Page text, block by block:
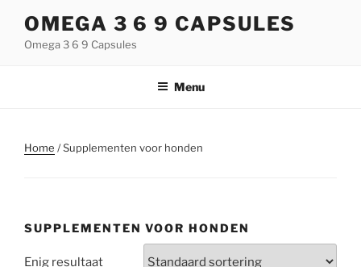
inhoud
OMEGA 3 6 9 CAPSULES
Omega 3 6 9 Capsules
Menu
Home / Supplementen voor honden
SUPPLEMENTEN VOOR HONDEN
Enig resultaat